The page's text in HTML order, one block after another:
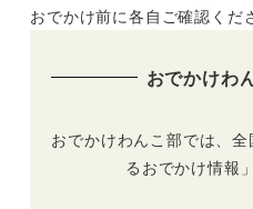
おでかけ前に各自ご確認くだ
おでかけわ
おでかけわんこ部では、
るおでかけ情報